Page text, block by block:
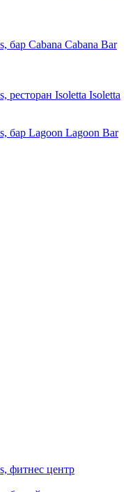
Cabana Bar
Isoletta
Lagoon Bar